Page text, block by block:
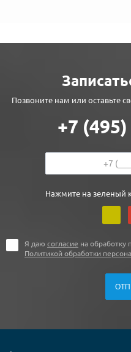
Позвоните нам или оставьте
+7
Нажмите на зеленый
Я даю согласие на обработку
Политикой обработки